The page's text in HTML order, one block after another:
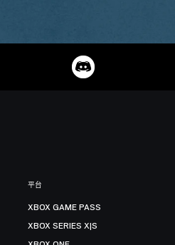
平台
XBOX GAME PASS
XBOX SERIES X|S